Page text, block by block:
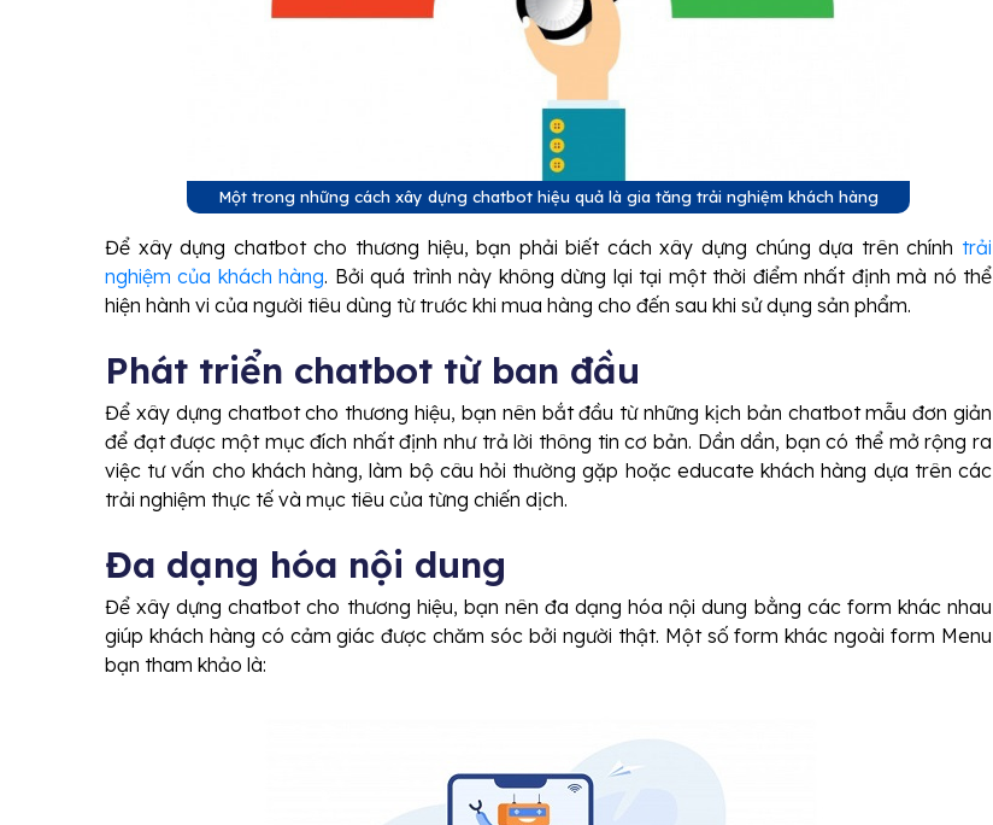
Một trong những cách xây dựng chatbot hiệu quả là gia tăng trải nghiệm khách hàng
Để xây dựng chatbot cho thương hiệu, bạn phải biết cách xây dựng chúng dựa trên chính trải
nghiệm của khách hàng. Bởi quá trình này không dừng lại tại một thời điểm nhất định mà nó thể
hiện hành vi của người tiêu dùng từ trước khi mua hàng cho đến sau khi sử dụng sản phẩm.
Phát triển chatbot từ ban đầu
Để xây dựng chatbot cho thương hiệu, bạn nên bắt đầu từ những kịch bản chatbot mẫu đơn giản
để đạt được một mục đích nhất định như trả lời thông tin cơ bản. Dần dần, bạn có thể mở rộng ra
việc tư vấn cho khách hàng, làm bộ câu hỏi thường gặp hoặc educate khách hàng dựa trên các
trải nghiệm thực tế và mục tiêu của từng chiến dịch.
Đa dạng hóa nội dung
Để xây dựng chatbot cho thương hiệu, bạn nên đa dạng hóa nội dung bằng các form khác nhau
giúp khách hàng có cảm giác được chăm sóc bởi người thật. Một số form khác ngoài form Menu
bạn tham khảo là: